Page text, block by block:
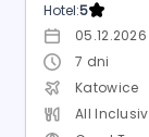
Hotel:5
7 dni
Katowice
All